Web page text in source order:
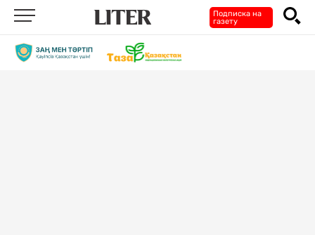
Подписка на
газету